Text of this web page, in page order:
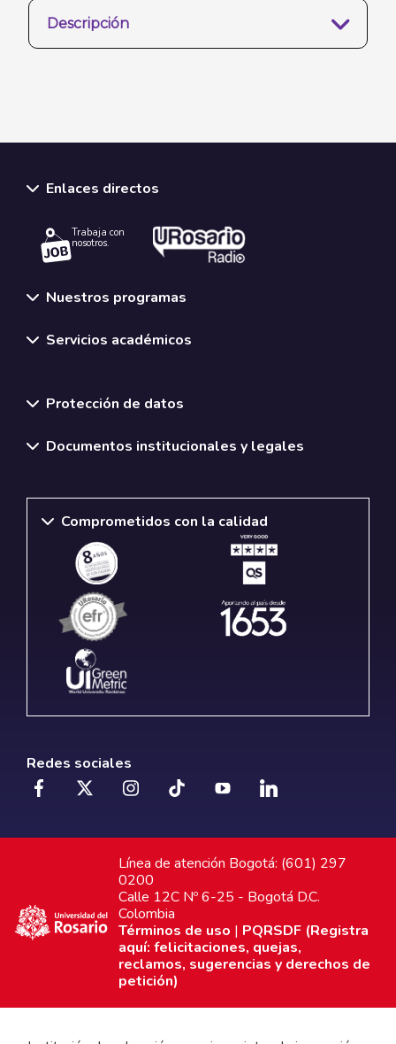
Descripción
Enlaces directos
Trabaja con
nosotros.
Nuestros programas
Servicios académicos
Protección de datos
Documentos institucionales y legales
Comprometidos con la calidad
Redes sociales
Línea de atención Bogotá: (601) 297
0200
Calle 12C Nº 6-25 - Bogotá D.C.
Colombia
Términos de uso | PQRSDF (Registra
aquí: felicitaciones, quejas,
reclamos, sugerencias y derechos de
petición)